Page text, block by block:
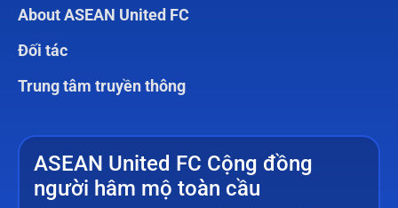
About ASEAN United FC
Đối tác
Trung tâm truyền thông
ASEAN United FC Cộng đồng
người hâm mộ toàn cầu